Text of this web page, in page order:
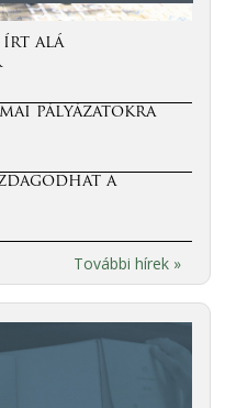
írt alá
pályázatokra
a
További hírek »